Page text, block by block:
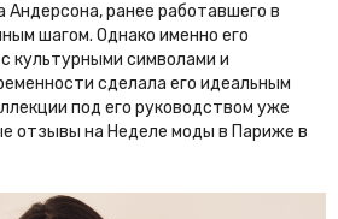
ранее работавшего в
шагом. Однако именно его
культурными символами и
сделала его идеальным
под его руководством уже
отзывы на Неделе моды в Париже в